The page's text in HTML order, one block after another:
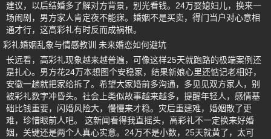
建议，以后结婚多了解对方背景，别光看钱。24万娶媳妇儿，换来一
场闹剧，男方家人肯定夜不能寐。婚姻不是买卖，得门当户对心意相
通才行，这高彩礼有时反而成祸根。
彩礼婚姻乱象与情感教训 未来婚恋如何避坑
长远看，高彩礼现象越来越普遍，可像这样25天就跑路的极端案例还
是扎心。男方花24万本想图个安稳家，结果新娘心里还惦记老相好，
安徽一趟就把家给拆了。希望大家婚前多沟通，多见见双方家人，别
被彩礼数字冲昏头。社会上类似故事越来越多，提醒年轻人，感情基
础比钱重要，闪婚风险大，慢慢来才稳。灾后重建难，婚姻散了更
难，珍惜眼前人吧。 这新闻看得我直摇头，高彩礼不一定换来好婚
姻，关键还是两个人真心实意。24万不是小数，25天就黄了，太可